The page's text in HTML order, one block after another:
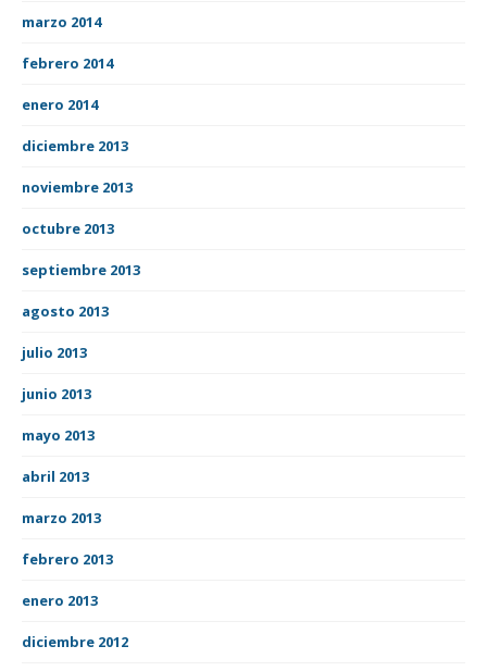
marzo 2014
febrero 2014
enero 2014
diciembre 2013
noviembre 2013
octubre 2013
septiembre 2013
agosto 2013
julio 2013
junio 2013
mayo 2013
abril 2013
marzo 2013
febrero 2013
enero 2013
diciembre 2012